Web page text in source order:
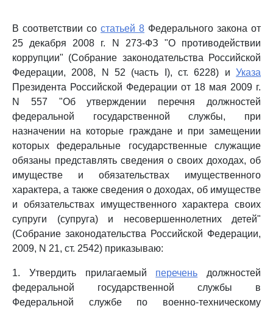
В соответствии со статьей 8 Федерального закона от
25 декабря 2008 г. N 273-ФЗ "О противодействии
коррупции" (Собрание законодательства Российской
Федерации, 2008, N 52 (часть I), ст. 6228) и Указа
Президента Российской Федерации от 18 мая 2009 г.
N 557 "Об утверждении перечня должностей
федеральной государственной службы, при
назначении на которые граждане и при замещении
которых федеральные государственные служащие
обязаны представлять сведения о своих доходах, об
имуществе и обязательствах имущественного
характера, а также сведения о доходах, об имуществе
и обязательствах имущественного характера своих
супруги (супруга) и несовершеннолетних детей"
(Собрание законодательства Российской Федерации,
2009, N 21, ст. 2542) приказываю:
1. Утвердить прилагаемый перечень должностей
федеральной государственной службы в
Федеральной службе по военно-техническому